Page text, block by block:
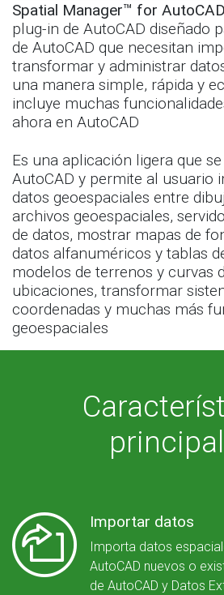
Spatial Manager™ for AutoCAD
plug-in de AutoCAD diseñado
de AutoCAD que necesitan
transformar y administrar
una manera simple, rápida y
incluye muchas
ahora en AutoCAD
Es una aplicación ligera que
AutoCAD y permite al usuario
datos geoespaciales entre
archivos geoespaciales,
de datos, mostrar mapas de
datos alfanuméricos y tablas
modelos de terrenos y curvas
ubicaciones, transformar
coordenadas y muchas más
geoespaciales
Importar datos
Importa datos
AutoCAD nuevos o
de AutoCAD y Datos